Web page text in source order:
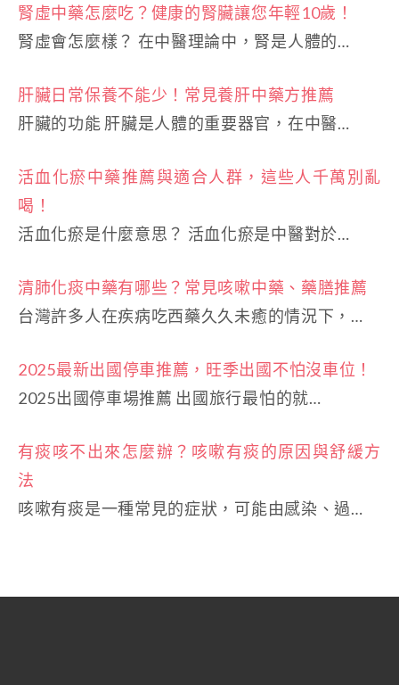
腎虛中藥怎麼吃？健康的腎臟讓您年輕10歲！
腎虛會怎麼樣？ 在中醫理論中，腎是人體的…
肝臟日常保養不能少！常見養肝中藥方推薦
肝臟的功能 肝臟是人體的重要器官，在中醫…
活血化瘀中藥推薦與適合人群，這些人千萬別亂
喝！
活血化瘀是什麼意思？ 活血化瘀是中醫對於…
清肺化痰中藥有哪些？常見咳嗽中藥、藥膳推薦
台灣許多人在疾病吃西藥久久未癒的情況下，…
2025最新出國停車推薦，旺季出國不怕沒車位！
2025出國停車場推薦 出國旅行最怕的就…
有痰咳不出來怎麼辦？咳嗽有痰的原因與舒緩方
法
咳嗽有痰是一種常見的症狀，可能由感染、過…